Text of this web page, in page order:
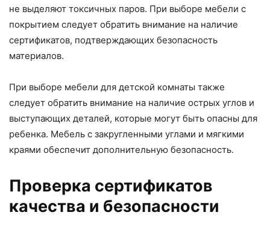
не выделяют токсичных паров. При выборе мебели с
покрытием следует обратить внимание на наличие
сертификатов, подтверждающих безопасность
материалов.
При выборе мебели для детской комнаты также
следует обратить внимание на наличие острых углов и
выступающих деталей, которые могут быть опасны для
ребенка. Мебель с закругленными углами и мягкими
краями обеспечит дополнительную безопасность.
Проверка сертификатов
качества и безопасности